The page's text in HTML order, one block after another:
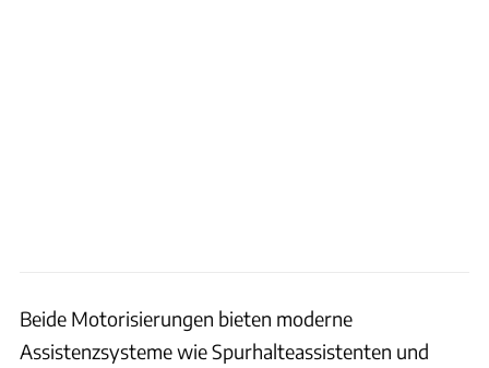
Beide Motorisierungen bieten moderne
Assistenzsysteme wie Spurhalteassistenten und